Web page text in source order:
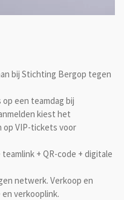
bij Stichting Bergop tegen
een teamdag bij
kiest het
op VIP-tickets voor
+ QR-code + digitale
netwerk. Verkoop en
verkooplink.